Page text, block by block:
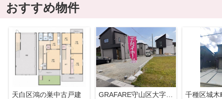
おすすめ物件
天白区鴻の巣中古戸建
GRAFARE守山区大字上志段味6期4棟【仲介手数料無料 上志段味東小 志段味中】
千種区城木